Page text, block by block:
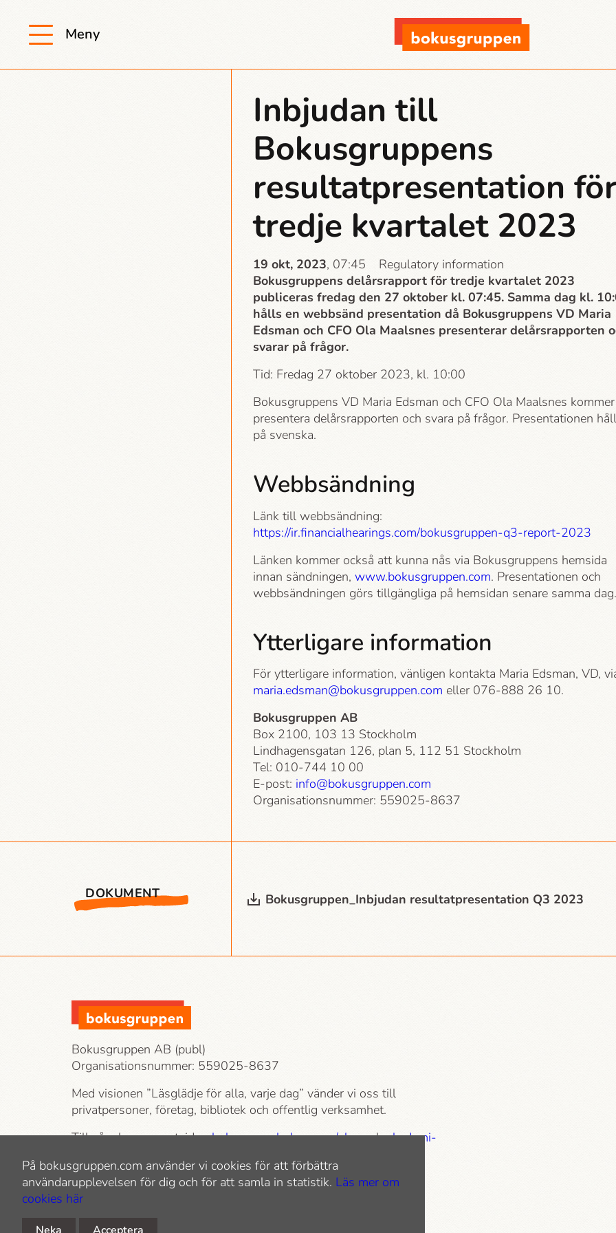
Meny
Inbjudan till
Bokusgruppens
resultatpresentation
tredje kvartalet 2023
19 okt, 2023, 07:45
Regulatory information
Bokusgruppens delårsrapport för tredje kvartalet 2023
publiceras fredag den 27 oktober kl. 07:45. Samma dag kl.
hålls en webbsänd presentation då Bokusgruppens VD Maria
Edsman och CFO Ola Maalsnes presenterar delårsrapporten
svarar på frågor.
Tid: Fredag 27 oktober 2023, kl. 10:00
Bokusgruppens VD Maria Edsman och CFO Ola Maalsnes
presentera delårsrapporten och svara på frågor. Presentationen
på svenska.
Webbsändning
Länk till webbsändning:
https://ir.financialhearings.com/bokusgruppen-q3-report-2023
Länken kommer också att kunna nås via Bokusgruppens hemsida
innan sändningen, www.bokusgruppen.com. Presentationen och
webbsändningen görs tillgängliga på hemsidan senare samma dag.
Ytterligare information
För ytterligare information, vänligen kontakta Maria Edsman, VD,
maria.edsman@bokusgruppen.com eller 076-888 26 10.
Bokusgruppen AB
Box 2100, 103 13 Stockholm
Lindhagensgatan 126, plan 5, 112 51 Stockholm
Tel: 010-744 10 00
E-post: info@bokusgruppen.com
Organisationsnummer: 559025-8637
DOKUMENT Bokusgruppen_Inbjudan resultatpresentation Q3 2023
Bokusgruppen AB (publ)
Organisationsnummer: 559025-8637
Med visionen ”Läsglädje för alla, varje dag” vänder vi oss till
privatpersoner, företag, bibliotek och offentlig verksamhet.
Till våra konsumentsidor:bokus.com,bokus.com/playochakademi­
På bokusgruppen.com använder vi cookies för att förbättra
användarupplevelsen för dig och för att samla in statistik. Läs mer om
cookies här